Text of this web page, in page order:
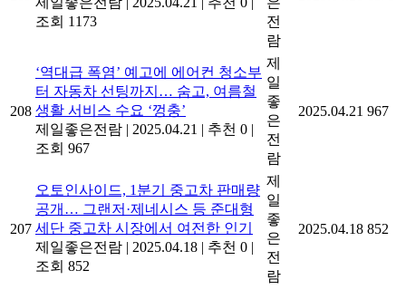
조회 1173
전
람
208
‘역대급 폭염’ 예고에 에어컨 청소부
터 자동차 선팅까지… 숨고, 여름철
생활 서비스 수요 ‘껑충’
제일좋은전람 | 2025.04.21 | 추천 0 |
조회 967
제
일
좋
은
전
람
2025.04.21 967
207
오토인사이드, 1분기 중고차 판매량
공개… 그랜저·제네시스 등 준대형
세단 중고차 시장에서 여전한 인기
제일좋은전람 | 2025.04.18 | 추천 0 |
조회 852
제
일
좋
은
전
람
2025.04.18 852